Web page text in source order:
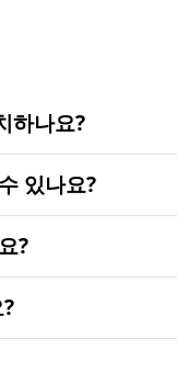
하나요?
있나요?
?